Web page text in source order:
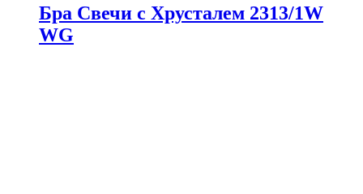
Бра Свечи с Хрусталем 2313/1W
WG